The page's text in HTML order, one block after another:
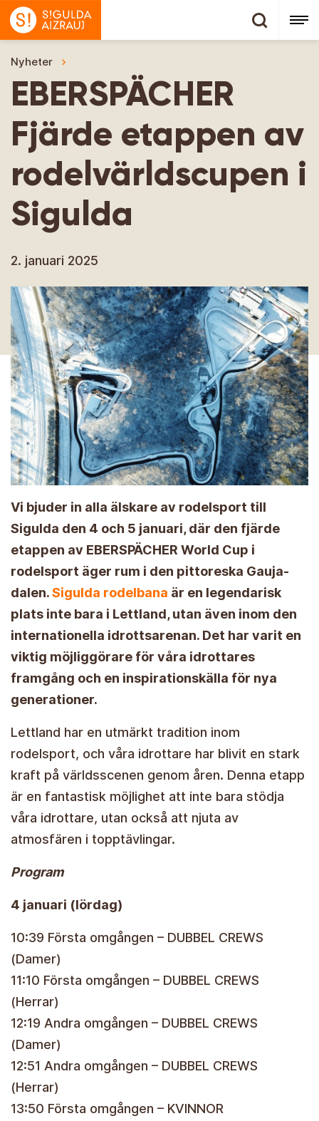
Nyheter
EBERSPÄCHER
Fjärde etappen av
rodelvärldscupen i
Sigulda
2. januari 2025
Vi bjuder in alla älskare av rodelsport till
Sigulda den 4 och 5 januari, där den fjärde
etappen av EBERSPÄCHER World Cup i
rodelsport äger rum i den pittoreska Gauja-
dalen.Sigulda rodelbana är en legendarisk
plats inte bara i Lettland, utan även inom den
internationella idrottsarenan. Det har varit en
viktig möjliggörare för våra idrottares
framgång och en inspirationskälla för nya
generationer.
Lettland har en utmärkt tradition inom
rodelsport, och våra idrottare har blivit en stark
kraft på världsscenen genom åren. Denna etapp
är en fantastisk möjlighet att inte bara stödja
våra idrottare, utan också att njuta av
atmosfären i topptävlingar.
Program
4 januari (lördag)
10:39 Första omgången – DUBBEL CREWS
(Damer)
11:10 Första omgången – DUBBEL CREWS
(Herrar)
12:19 Andra omgången – DUBBEL CREWS
(Damer)
12:51 Andra omgången – DUBBEL CREWS
(Herrar)
13:50 Första omgången – KVINNOR